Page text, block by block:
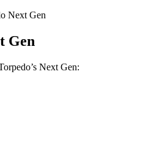
Next Gen
Gen
Next Gen: